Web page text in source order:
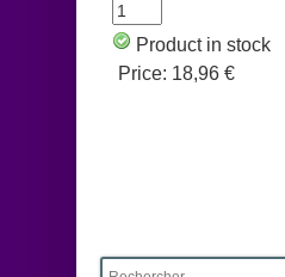
Product in stock
Price: 18,96 €